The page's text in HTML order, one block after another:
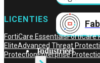
Industrieel
LICENTIES
FortiCare EssentialsFortiCare
EliteAdvanced Threat
ProtectionEnterprise